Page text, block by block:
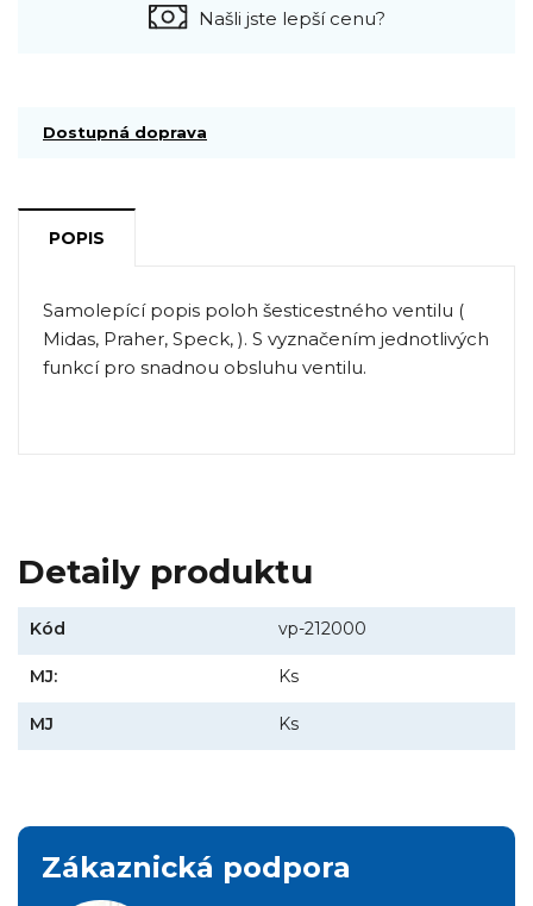
Našli jste lepší cenu?
Dostupná doprava
POPIS
Samolepící popis poloh šesticestného ventilu (
Midas, Praher, Speck, ). S vyznačením jednotlivých
funkcí pro snadnou obsluhu ventilu.
Detaily produktu
Kód vp-212000
MJ: Ks
MJ Ks
Zákaznická podpora